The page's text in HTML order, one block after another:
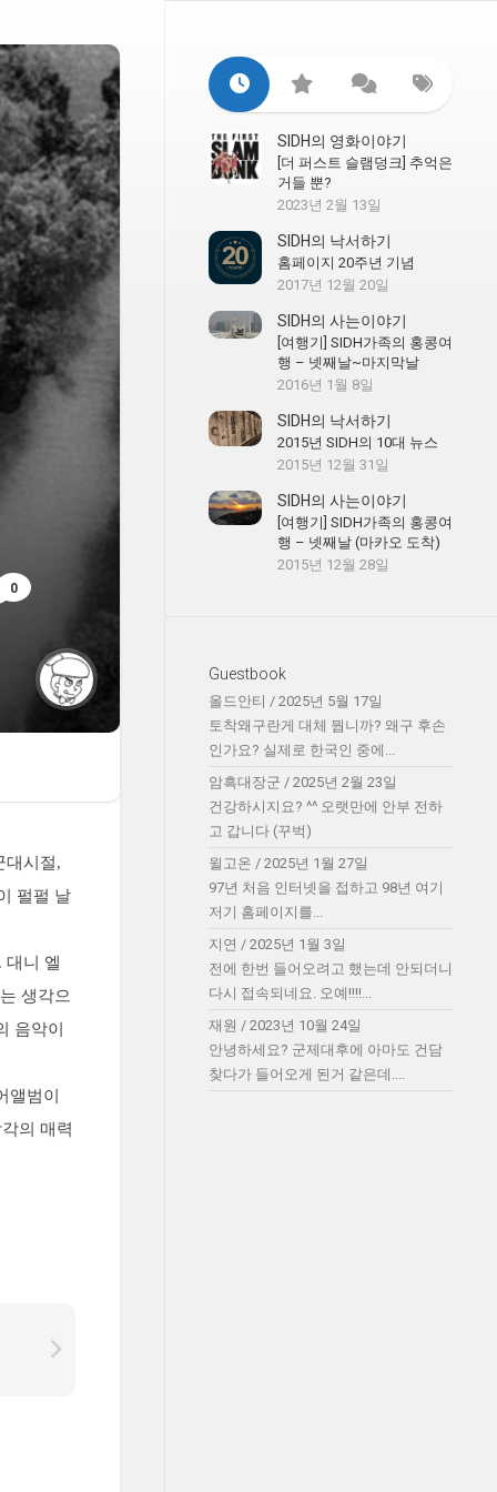
0
대시절,
펄펄 날
대니 엘
생각으
음악이
앨범이
의 매력
SIDH의 영화이야기
[더 퍼스트 슬램덩크] 추억은
거들 뿐?
2023년 2월 13일
SIDH의 낙서하기
홈페이지 20주년 기념
2017년 12월 20일
SIDH의 사는이야기
[여행기] SIDH가족의 홍콩여
행 – 넷째날~마지막날
2016년 1월 8일
SIDH의 낙서하기
2015년 SIDH의 10대 뉴스
2015년 12월 31일
SIDH의 사는이야기
[여행기] SIDH가족의 홍콩여
행 – 넷째날 (마카오 도착)
2015년 12월 28일
Guestbook
올드안티 / 2025년 5월 17일
토착왜구란게 대체 뭡니까? 왜구 후손
인가요? 실제로 한국인 중에...
암흑대장군 / 2025년 2월 23일
건강하시지요? ^^ 오랫만에 안부 전하
고 갑니다 (꾸벅)
윌고온 / 2025년 1월 27일
97년 처음 인터넷을 접하고 98년 여기
저기 홈페이지를...
지연 / 2025년 1월 3일
전에 한번 들어오려고 했는데 안되더니
다시 접속되네요. 오예!!!!...
재원 / 2023년 10월 24일
안녕하세요? 군제대후에 아마도 건담
찾다가 들어오게 된거 같은데....